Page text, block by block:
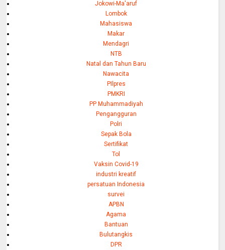
Jokowi-Ma'aruf
Lombok
Mahasiswa
Makar
Mendagri
NTB
Natal dan Tahun Baru
Nawacita
PIlpres
PMKRI
PP Muhammadiyah
Pengangguran
Polri
Sepak Bola
Sertifikat
Tol
Vaksin Covid-19
industri kreatif
persatuan Indonesia
survei
APBN
Agama
Bantuan
Bulutangkis
DPR